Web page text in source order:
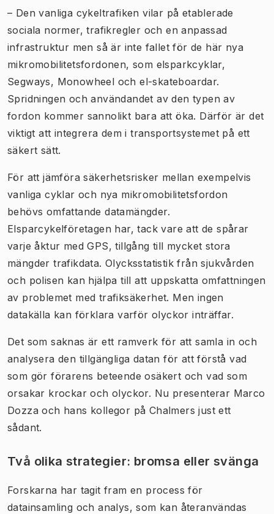
– Den vanliga cykeltrafiken vilar på etablerade
sociala normer, trafikregler och en anpassad
infrastruktur men så är inte fallet för de här nya
mikromobilitetsfordonen, som elsparkcyklar,
Segways, Monowheel och el-skateboardar.
Spridningen och användandet av den typen av
fordon kommer sannolikt bara att öka. Därför är det
viktigt att integrera dem i transportsystemet på ett
säkert sätt.
För att jämföra säkerhetsrisker mellan exempelvis
vanliga cyklar och nya mikromobilitetsfordon
behövs omfattande datamängder.
Elsparcykelföretagen har, tack vare att de spårar
varje åktur med GPS, tillgång till mycket stora
mängder trafikdata. Olycksstatistik från sjukvården
och polisen kan hjälpa till att uppskatta omfattningen
av problemet med trafiksäkerhet. Men ingen
datakälla kan förklara varför olyckor inträffar.
Det som saknas är ett ramverk för att samla in och
analysera den tillgängliga datan för att förstå vad
som gör förarens beteende osäkert och vad som
orsakar krockar och olyckor. Nu presenterar Marco
Dozza och hans kollegor på Chalmers just ett
sådant.
Två olika strategier: bromsa eller svänga
Forskarna har tagit fram en process för
datainsamling och analys, som kan återanvändas